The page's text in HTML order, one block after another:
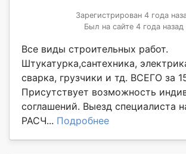
Зарегистрирован 4 года
Был на сайте 4 года назад
Все виды строительных работ.
Штукатурка,сантехника,
сварка, грузчики и тд. ВСЕГО за
Присутствует возможность
соглашений. Выезд специалиста
РАСЧ... Подробнее